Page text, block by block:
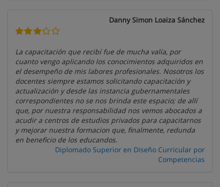
Danny Simon Loaiza Sánchez
La capacitación que recibí fue de mucha valía, por
cuanto vengo aplicando los conocimientos adquiridos en
el desempeño de mis labores profesionales. Nosotros los
docentes siempre estamos solicitando capacitación y
actualización y desde las instancia gubernamentales
correspondientes no se nos brinda este espacio; de allí
que, por nuestra responsabilidad nos vemos abocados a
acudir a centros de estudios privados para capacitarnos
y mejorar nuestra formacion que, finalmente, redunda
en beneficio de los educandos.
Diplomado Superior en Diseño Curricular por
Competencias